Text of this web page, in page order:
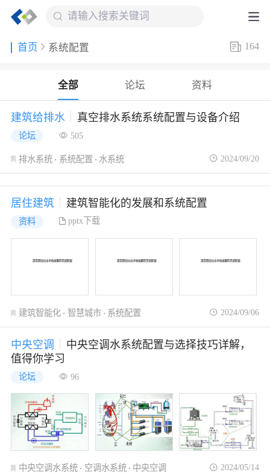
首页 系统配置 164
全部 论坛 资料
建筑给排水 真空排水系统系统配置与设备介绍
论坛 505
排水系统 系统配置 水系统 2024/09/20
居住建筑 建筑智能化的发展和系统配置
资料 pptx下载
建筑智能化 智慧城市 系统配置 2024/09/06
中央空调
中央空调水系统配置与选择技巧详解，
值得你学习
论坛 96
中央空调水系统 空调水系统 中央空调 2024/05/14